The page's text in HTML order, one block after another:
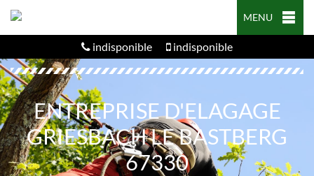
MENU
indisponible indisponible
ENTREPRISE D'ELAGAGE
GRIESBACH LE BASTBERG
67330